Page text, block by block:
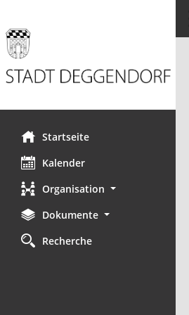
Startseite
Kalender
Organisation
Dokumente
Recherche